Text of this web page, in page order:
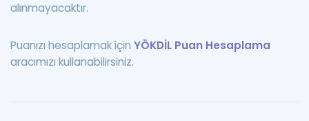
alınmayacaktır.
Puanızı hesaplamak için YÖKDİL Puan Hesaplama
aracımızı kullanabilirsiniz.